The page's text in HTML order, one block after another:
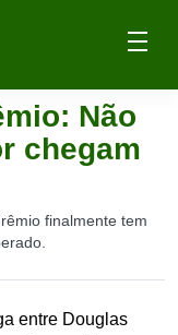
Não
chegam
finalmente tem
entre Douglas